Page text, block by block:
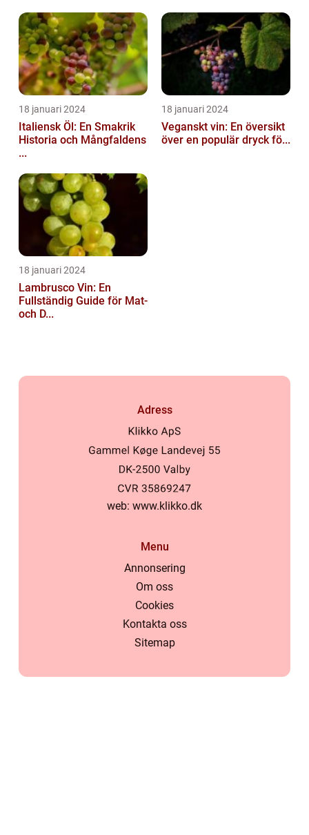
18 januari 2024
Italiensk Öl: En Smakrik
Historia och Mångfaldens
...
18 januari 2024
Veganskt vin: En översikt
över en populär dryck fö...
18 januari 2024
Lambrusco Vin: En
Fullständig Guide för Mat-
och D...
Adress
web: www.klikko.dk
Menu
Annonsering
Om oss
Cookies
Kontakta oss
Sitemap